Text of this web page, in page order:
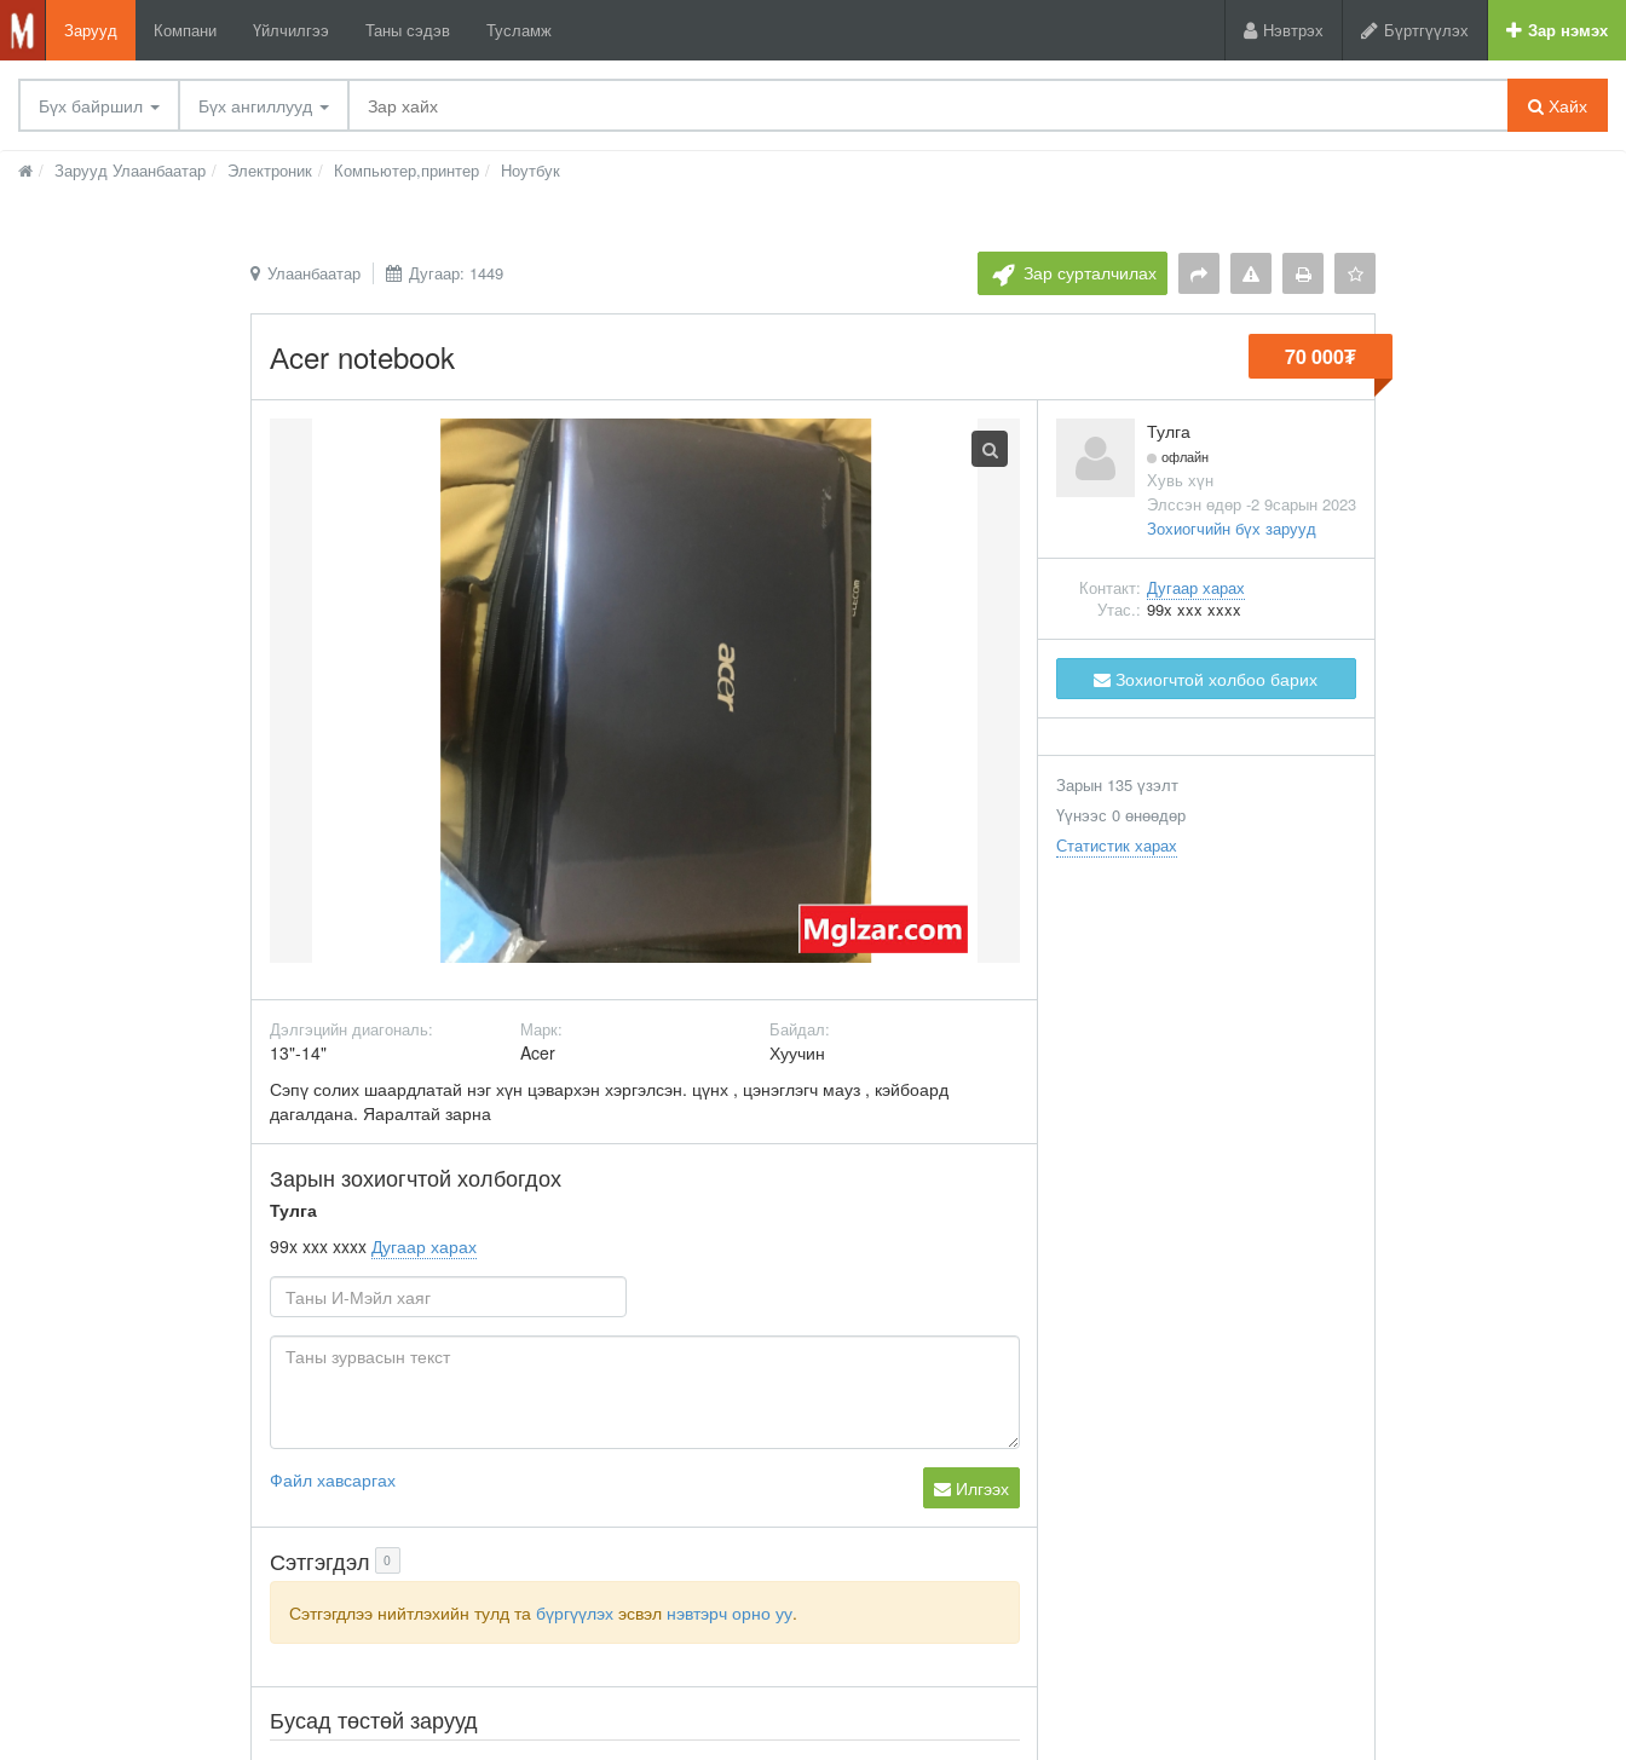
Зарууд Компани Үйлчилгээ Таны сэдэв Тусламж Нэвтрэх Бүртгүүлэх Зар нэмэх
Бүх байршил Бүх ангиллууд Хайх
Зарууд Улаанбаатар Электроник Компьютер,принтер Ноутбук
Улаанбаатар Дугаар: 1449 Зар сурталчилах
Аcer notebook 70 000₮
Дэлгэцийн диагональ:
13"-14"
Марк:
Acer
Байдал:
Хуучин
Сэпү солих шаардлатай нэг хүн цэвархэн хэргэлсэн. цүнх , цэнэглэгч мауз , кэйбоард
дагалдана. Яаралтай зарна
Зарын зохиогчтой холбогдох
Тулга
99x xxx xxxx Дугаар харах
Файл хавсаргах Илгээх
Сэтгэгдэл 0
Сэтгэгдлээ нийтлэхийн тулд та бүргүүлэх эсвэл нэвтэрч орно уу.
Бусад төстөй зарууд
Тулга
офлайн
Хувь хүн
Элссэн өдөр -2 9сарын 2023
Зохиогчийн бүх зарууд
Контакт: Дугаар харах
Утас.: 99x xxx xxxx
Зохиогчтой холбоо барих
Зарын 135 үзэлт
Үүнээс 0 өнөөдөр
Статистик харах